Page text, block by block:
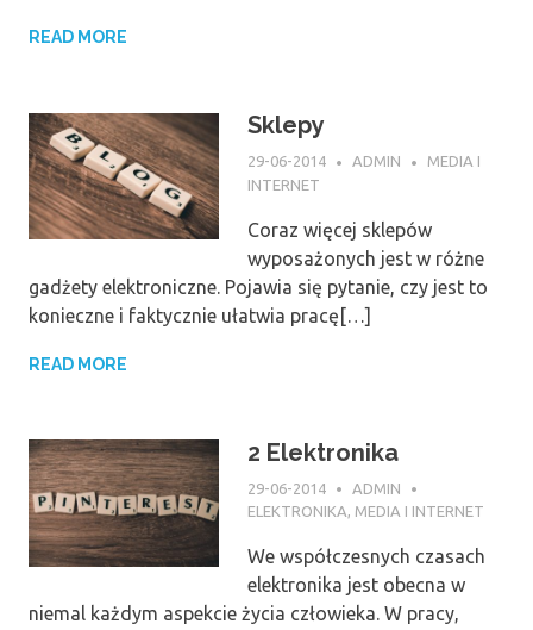
READ MORE
Sklepy
29-06-2014 ADMIN
MEDIA I
INTERNET
Coraz więcej sklepów
wyposażonych jest w różne
gadżety elektroniczne. Pojawia się pytanie, czy jest to
konieczne i faktycznie ułatwia pracę[…]
READ MORE
2 Elektronika
29-06-2014
ADMIN
ELEKTRONIKA, MEDIA I INTERNET
We współczesnych czasach
elektronika jest obecna w
niemal każdym aspekcie życia człowieka. W pracy,